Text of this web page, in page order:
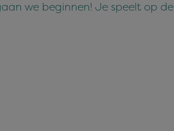
we beginnen! Je speelt op de